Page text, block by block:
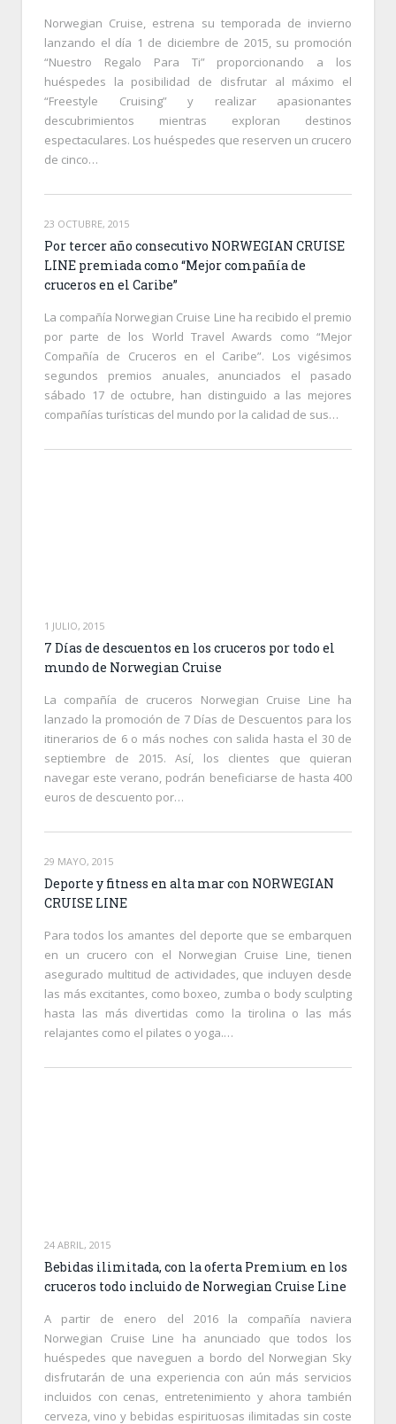
Norwegian Cruise, estrena su temporada de invierno
lanzando el día 1 de diciembre de 2015, su promoción
“Nuestro Regalo Para Ti” proporcionando a los
huéspedes la posibilidad de disfrutar al máximo el
“Freestyle Cruising” y realizar apasionantes
descubrimientos mientras exploran destinos
espectaculares. Los huéspedes que reserven un crucero
de cinco…
23 OCTUBRE, 2015
Por tercer año consecutivo NORWEGIAN CRUISE
LINE premiada como “Mejor compañía de
cruceros en el Caribe”
La compañía Norwegian Cruise Line ha recibido el premio
por parte de los World Travel Awards como “Mejor
Compañía de Cruceros en el Caribe”. Los vigésimos
segundos premios anuales, anunciados el pasado
sábado 17 de octubre, han distinguido a las mejores
compañías turísticas del mundo por la calidad de sus…
1 JULIO, 2015
7 Días de descuentos en los cruceros por todo el
mundo de Norwegian Cruise
La compañía de cruceros Norwegian Cruise Line ha
lanzado la promoción de 7 Días de Descuentos para los
itinerarios de 6 o más noches con salida hasta el 30 de
septiembre de 2015. Así, los clientes que quieran
navegar este verano, podrán beneficiarse de hasta 400
euros de descuento por…
29 MAYO, 2015
Deporte y fitness en alta mar con NORWEGIAN
CRUISE LINE
Para todos los amantes del deporte que se embarquen
en un crucero con el Norwegian Cruise Line, tienen
asegurado multitud de actividades, que incluyen desde
las más excitantes, como boxeo, zumba o body sculpting
hasta las más divertidas como la tirolina o las más
relajantes como el pilates o yoga.…
24 ABRIL, 2015
Bebidas ilimitada, con la oferta Premium en los
cruceros todo incluido de Norwegian Cruise Line
A partir de enero del 2016 la compañía naviera
Norwegian Cruise Line ha anunciado que todos los
huéspedes que naveguen a bordo del Norwegian Sky
disfrutarán de una experiencia con aún más servicios
incluidos con cenas, entretenimiento y ahora también
cerveza, vino y bebidas espirituosas ilimitadas sin coste